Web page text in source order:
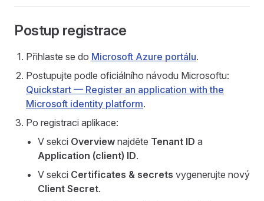
Postup registrace
Přihlaste se do Microsoft Azure portálu.
Postupujte podle oficiálního návodu Microsoftu:
Quickstart — Register an application with the
Microsoft identity platform.
Po registraci aplikace:
V sekci Overview najděte Tenant ID a
Application (client) ID.
V sekci Certificates & secrets vygenerujte nový
Client Secret.